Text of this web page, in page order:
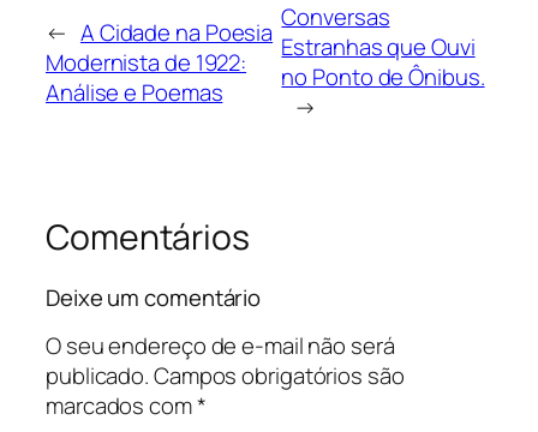
← A Cidade na Poesia
Modernista de 1922:
Análise e Poemas
Conversas
Estranhas que Ouvi
no Ponto de Ônibus.
→
Comentários
Deixe um comentário
O seu endereço de e-mail não será
publicado.Campos obrigatórios são
marcados com*